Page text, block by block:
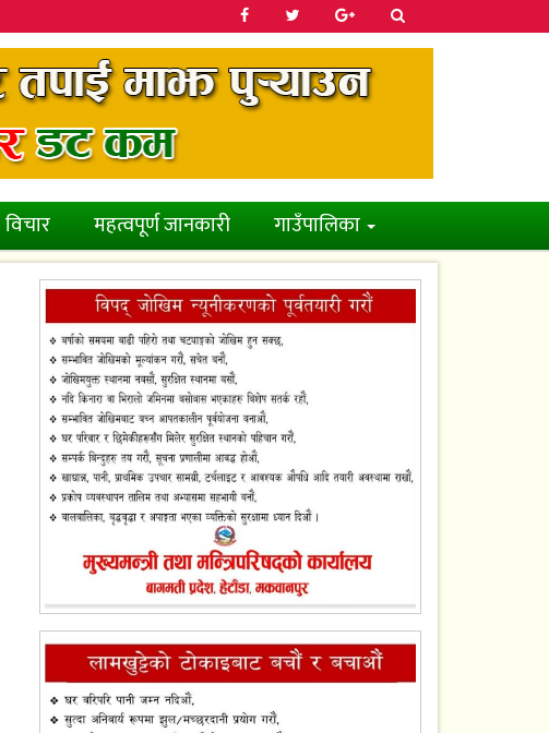
विचार महत्वपूर्ण जानकारी गाउँपालिका